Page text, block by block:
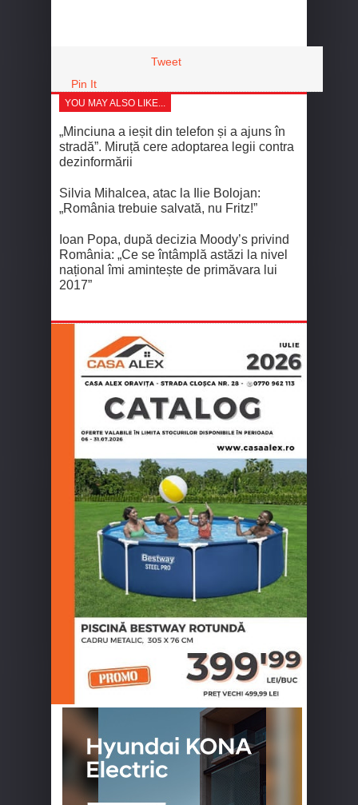
Tweet
Pin It
YOU MAY ALSO LIKE...
„Minciuna a ieșit din telefon și a ajuns în
stradă”. Miruță cere adoptarea legii contra
dezinformării
Silvia Mihalcea, atac la Ilie Bolojan:
„România trebuie salvată, nu Fritz!”
Ioan Popa, după decizia Moody’s privind
România: „Ce se întâmplă astăzi la nivel
național îmi amintește de primăvara lui
2017”